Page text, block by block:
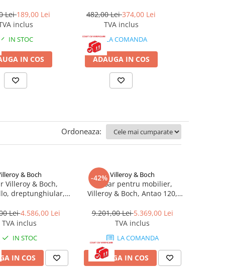
Lei189,00 Lei
inclus
IN STOC
IN COS
482,00 Lei374,00 Lei
TVA inclus
LA COMANDA
ADAUGA IN COS
Ordoneaza:
& Boch
Villeroy & Boch,
dreptunghiular,
alb alpin
Lei4.586,00 Lei
TVA inclus
IN STOC
IN COS
-42% Villeroy & Boch
Lavoar pentru mobilier,
Villeroy & Boch, Antao 120,
9.201,00 Lei5.369,00 Lei
TVA inclus
LA COMANDA
ADAUGA IN COS